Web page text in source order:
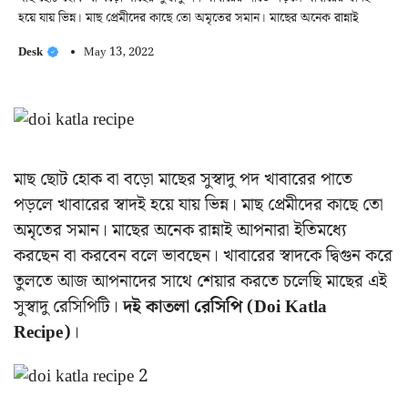
হয়ে যায় ভিন্ন। মাছ প্রেমীদের কাছে তো অমৃতের সমান। মাছের অনেক রান্নাই
Desk May 13, 2022
মাছ ছোট হোক বা বড়ো মাছের সুস্বাদু পদ খাবারের পাতে
পড়লে খাবারের স্বাদই হয়ে যায় ভিন্ন। মাছ প্রেমীদের কাছে তো
অমৃতের সমান। মাছের অনেক রান্নাই আপনারা ইতিমধ্যে
করছেন বা করবেন বলে ভাবছেন। খাবারের স্বাদকে দ্বিগুন করে
তুলতে আজ আপনাদের সাথে শেয়ার করতে চলেছি মাছের এই
সুস্বাদু রেসিপিটি।দই কাতলা রেসিপি (Doi Katla
Recipe) ।